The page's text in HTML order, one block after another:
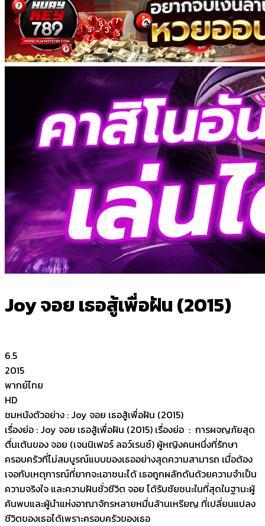
Joy จอย เธอสู้เพื่อฝัน (2015)
6.5
2015
พากย์ไทย
HD
ชมหนังตัวอย่าง : Joy จอย เธอสู้เพื่อฝัน (2015)
เรื่องย่อ : Joy จอย เธอสู้เพื่อฝัน (2015) เรื่องย่อ : การผจญภัยสุด
ตื่นเต้นของ จอย (เจนนิเฟอร์ ลอว์เรนซ์) ผู้หญิงคนหนึ่งที่รักษา
ครอบครัวที่ไม่สมบูรณ์แบบของเธออย่างสุดความสามารถ เมื่อต้อง
เจอกับเหตุการณ์ที่ยากจะเอาชนะได้ เธอถูกผลักดันด้วยความจำเป็น
ความจริงใจ และความฝันชั่วชีวิต จอย ได้รับชัยชนะในที่สุดในฐานะผู้
ค้นพบและผู้นำแห่งอาณาจักรหลายหมื่นล้านเหรียญ ที่เปลี่ยนแปลง
ชีวิตของเธอได้เพราะครอบครัวของเธอ